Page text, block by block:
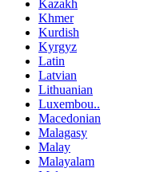
Kazakh
Khmer
Kurdish
Kyrgyz
Latin
Latvian
Lithuanian
Luxembou..
Macedonian
Malagasy
Malay
Malayalam